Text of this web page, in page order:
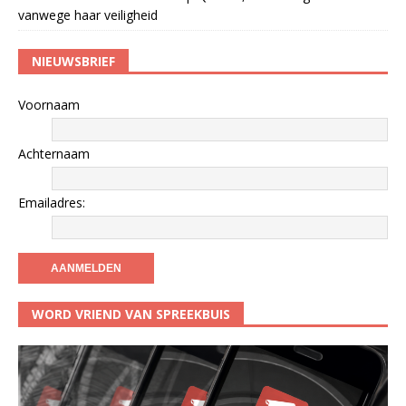
vanwege haar veiligheid
NIEUWSBRIEF
Voornaam
Achternaam
Emailadres:
WORD VRIEND VAN SPREEKBUIS